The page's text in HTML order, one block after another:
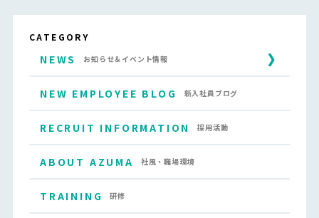
CATEGORY
NEWS お知らせ＆イベント情報
NEW EMPLOYEE BLOG 新入社員ブログ
RECRUIT INFORMATION 採用活動
ABOUT AZUMA 社風・職場環境
TRAINING 研修